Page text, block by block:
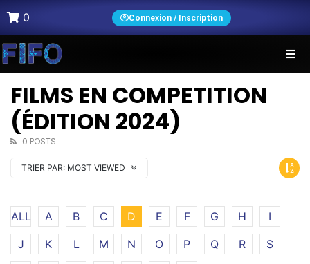
0 Connexion / Inscription
FILMS EN COMPETITION
(ÉDITION 2024)
0 POSTS
TRIER PAR: MOST VIEWED
ALL A B C D E F G H
I
J
K L M N O P Q R
S